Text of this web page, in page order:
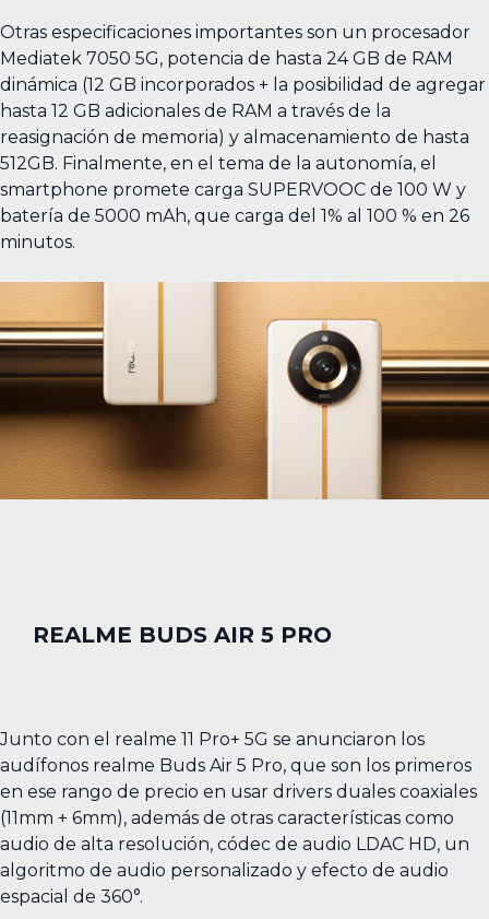
Otras especificaciones importantes son un procesador
Mediatek 7050 5G, potencia de hasta 24 GB de RAM
dinámica (12 GB incorporados + la posibilidad de agregar
hasta 12 GB adicionales de RAM a través de la
reasignación de memoria) y almacenamiento de hasta
512GB. Finalmente, en el tema de la autonomía, el
smartphone promete carga SUPERVOOC de 100 W y
batería de 5000 mAh, que carga del 1% al 100 % en 26
minutos.
REALME BUDS AIR 5 PRO
Junto con el realme 11 Pro+ 5G se anunciaron los
audífonos realme Buds Air 5 Pro, que son los primeros
en ese rango de precio en usar drivers duales coaxiales
(11mm + 6mm), además de otras características como
audio de alta resolución, códec de audio LDAC HD, un
algoritmo de audio personalizado y efecto de audio
espacial de 360°.